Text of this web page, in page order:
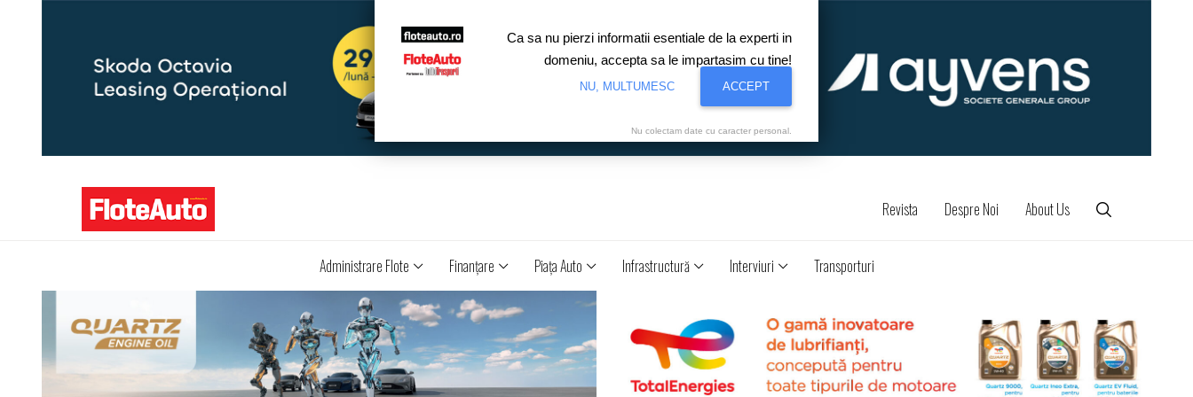
Revista Despre Noi About Us
Administrare Flote Finanţare Piaţa Auto Infrastructură Interviuri Transporturi
Ca sa nu pierzi informatii esentiale de la experti in
domeniu, accepta sa le impartasim cu tine!
NU, MULTUMESC ACCEPT
Nu colectam date cu caracter personal.